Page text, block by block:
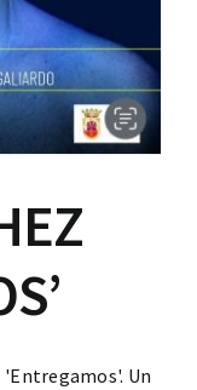
'Entregamos'. Un